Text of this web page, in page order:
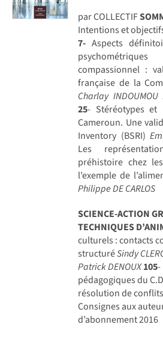
par COLLECTIF
Intentions et
7- Aspects
compassionnel :
française de la
Charlay
25- Stéréotypes et
Cameroun. Une
Inventory (BSRI)
Les
préhistoire chez
l’exemple de
Philippe DE CARLOS
SCIENCE-ACTION
TECHNIQUES
culturels : contacts
structuréSindy
Patrick DENOUX105-
pédagogiques du
résolution de conflits
Consignes aux
d’abonnement 2016